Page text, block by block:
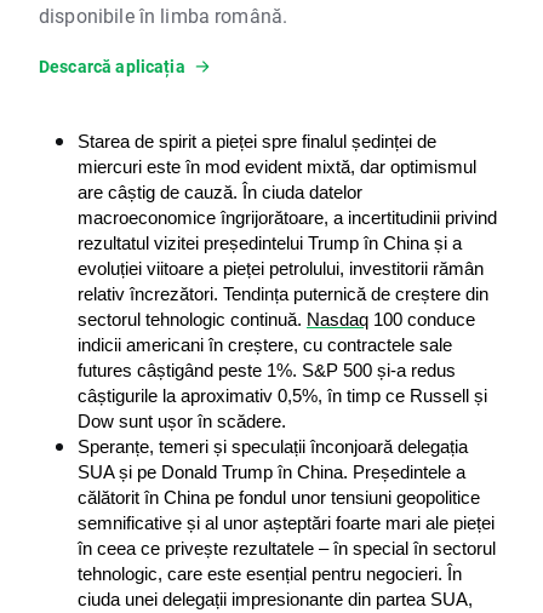
disponibile în limba română.
Descarcă aplicația
Starea de spirit a pieței spre finalul ședinței de
miercuri este în mod evident mixtă, dar optimismul
are câștig de cauză. În ciuda datelor
macroeconomice îngrijorătoare, a incertitudinii privind
rezultatul vizitei președintelui Trump în China și a
evoluției viitoare a pieței petrolului, investitorii rămân
relativ încrezători. Tendința puternică de creștere din
sectorul tehnologic continuă. Nasdaq 100 conduce
indicii americani în creștere, cu contractele sale
futures câștigând peste 1%. S&P 500 și-a redus
câștigurile la aproximativ 0,5%, în timp ce Russell și
Dow sunt ușor în scădere.
Speranțe, temeri și speculații înconjoară delegația
SUA și pe Donald Trump în China. Președintele a
călătorit în China pe fondul unor tensiuni geopolitice
semnificative și al unor așteptări foarte mari ale pieței
în ceea ce privește rezultatele – în special în sectorul
tehnologic, care este esențial pentru negocieri. În
ciuda unei delegații impresionante din partea SUA,